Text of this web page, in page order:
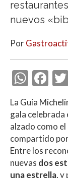
nuevos
Por
W
h
at
s
A
p
F
ac
e
b
o
o
La Guía
gala celebrada
alzado como el
compartido
Entre los
nuevas dos
una estrella, y